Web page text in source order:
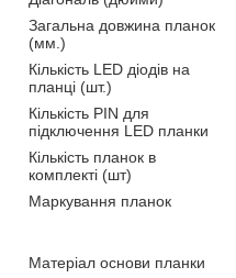
Загальна довжина планок
(мм.)
Кількість LED діодів на
планці (шт.)
Кількість PIN для
підключення LED планки
Кількість планок в
комплекті (шт)
Маркування планок
Матеріал основи планки